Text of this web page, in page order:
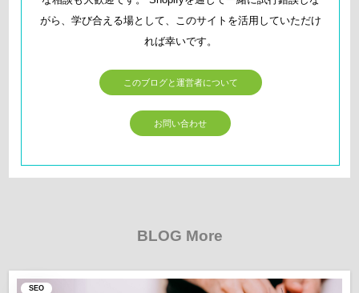
がら、学び合える場として、このサイトを活用していただけ
れば幸いです。
このブログと運営者について
お問い合わせ
BLOG More
SEO